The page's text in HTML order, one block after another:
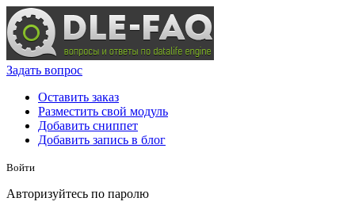
Задать вопрос
Оставить заказ
Разместить свой модуль
Добавить сниппет
Добавить запись в блог
Войти
Авторизуйтесь по паролю